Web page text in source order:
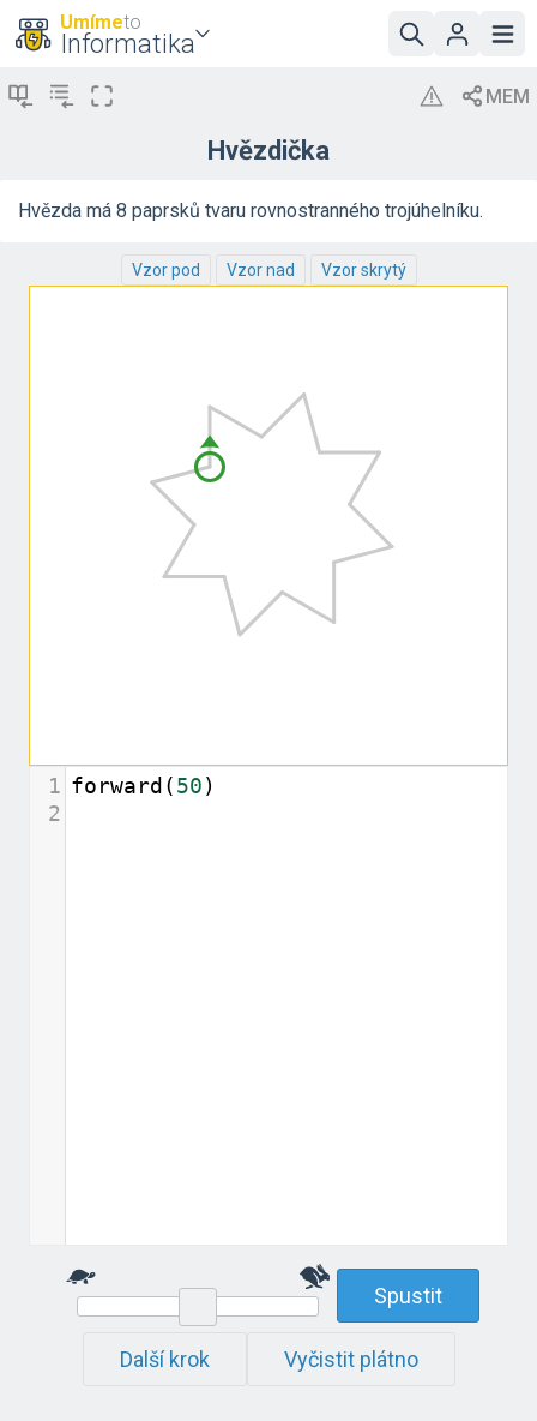
Umímeto
Informatika
Hvězdička
Hvězda má 8 paprsků tvaru rovnostranného trojúhelníku.
Vzor pod Vzor nad Vzor skrytý
1 forward (50)
2
Spustit
Další krok Vyčistit plátno